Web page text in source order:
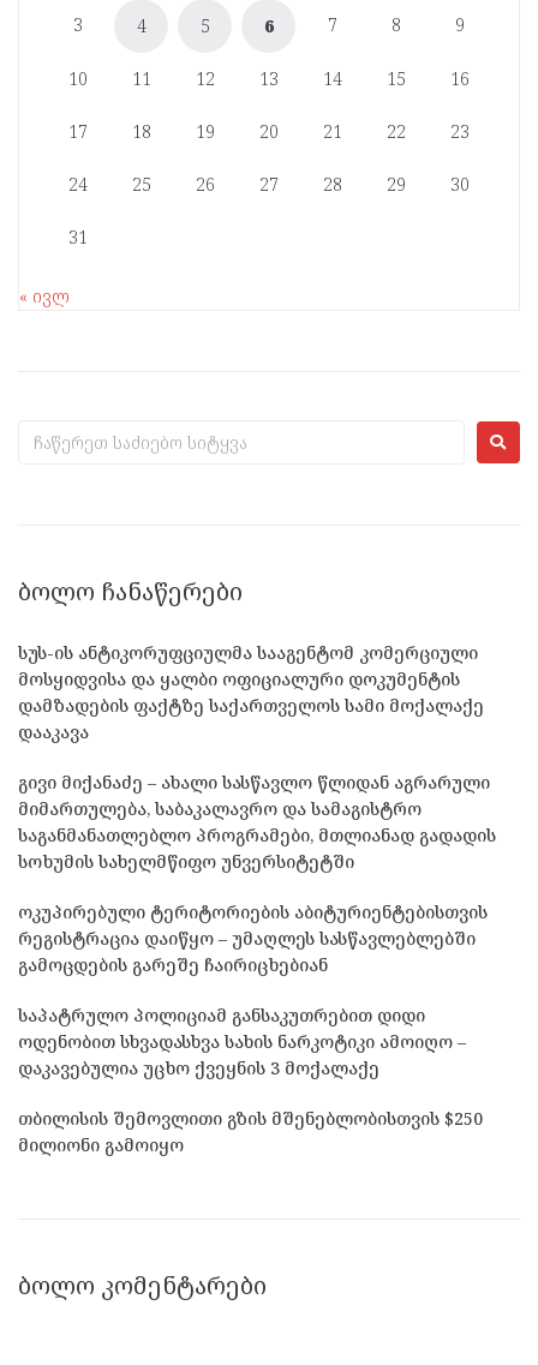
3 4 5 6 7 8 9
10 11 12 13 14 15 16
17 18 19 20 21 22 23
24 25 26 27 28 29 30
31
« ივლ
ᲑᲝᲚᲝ ᲩᲐᲜᲐᲬᲔᲠᲔᲑᲘ
სუს-ის ანტიკორუფციულმა სააგენტომ კომერციული
მოსყიდვისა და ყალბი ოფიციალური დოკუმენტის
დამზადების ფაქტზე საქართველოს სამი მოქალაქე
დააკავა
გივი მიქანაძე – ახალი სასწავლო წლიდან აგრარული
მიმართულება, საბაკალავრო და სამაგისტრო
საგანმანათლებლო პროგრამები, მთლიანად გადადის
სოხუმის სახელმწიფო უნვერსიტეტში
ოკუპირებული ტერიტორიების აბიტურიენტებისთვის
რეგისტრაცია დაიწყო – უმაღლეს სასწავლებლებში
გამოცდების გარეშე ჩაირიცხებიან
საპატრულო პოლიციამ განსაკუთრებით დიდი
ოდენობით სხვადასხვა სახის ნარკოტიკი ამოიღო –
დაკავებულია უცხო ქვეყნის 3 მოქალაქე
თბილისის შემოვლითი გზის მშენებლობისთვის $250
მილიონი გამოიყო
ᲑᲝᲚᲝ ᲙᲝᲛᲔᲜᲢᲐᲠᲔᲑᲘ